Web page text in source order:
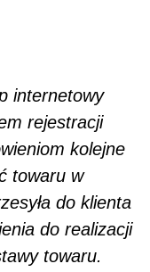
internetowy
rejestracji
kolejne
towaru w
do klienta
do realizacji
towaru.